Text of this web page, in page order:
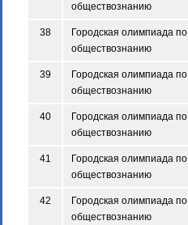
обществознанию
38
Городская олимпиада по
обществознанию
39
Городская олимпиада по
обществознанию
40
Городская олимпиада по
обществознанию
41
Городская олимпиада по
обществознанию
42
Городская олимпиада по
обществознанию